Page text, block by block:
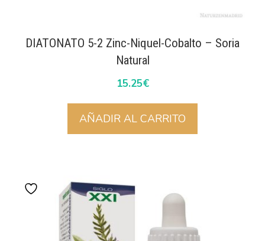
DIATONATO 5-2 Zinc-Niquel-Cobalto – Soria
Natural
15.25€
AÑADIR AL CARRITO